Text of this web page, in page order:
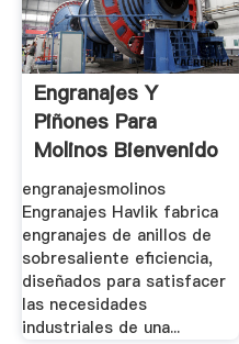
Engranajes Y
Piñones Para
Molinos Bienvenido
A.
engranajesmolinos
Engranajes Havlik fabrica
engranajes de anillos de
sobresaliente eficiencia,
diseñados para satisfacer
las necesidades
industriales de una...